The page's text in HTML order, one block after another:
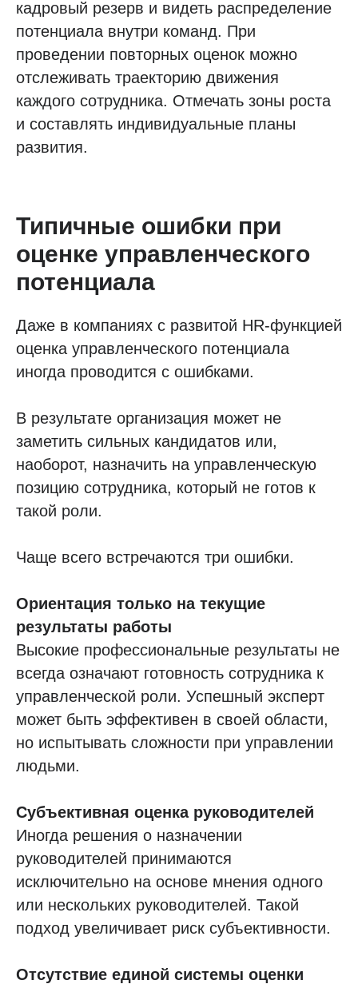
кадровый резерв и видеть распределение
потенциала внутри команд. При
проведении повторных оценок можно
отслеживать траекторию движения
каждого сотрудника. Отмечать зоны роста
и составлять индивидуальные планы
развития.
Типичные ошибки при
оценке управленческого
потенциала
Даже в компаниях с развитой HR-функцией
оценка управленческого потенциала
иногда проводится с ошибками.
В результате организация может не
заметить сильных кандидатов или,
наоборот, назначить на управленческую
позицию сотрудника, который не готов к
такой роли.
Чаще всего встречаются три ошибки.
Ориентация только на текущие
результаты работы
Высокие профессиональные результаты не
всегда означают готовность сотрудника к
управленческой роли. Успешный эксперт
может быть эффективен в своей области,
но испытывать сложности при управлении
людьми.
Субъективная оценка руководителей
Иногда решения о назначении
руководителей принимаются
исключительно на основе мнения одного
или нескольких руководителей. Такой
подход увеличивает риск субъективности.
Отсутствие единой системы оценки